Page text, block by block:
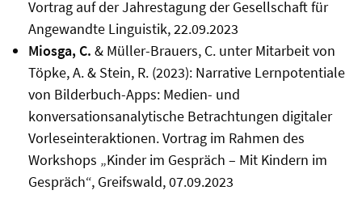
Vortrag auf der Jahrestagung der Gesellschaft für
Angewandte Linguistik, 22.09.2023
Miosga, C. & Müller-Brauers, C. unter Mitarbeit von
Töpke, A. & Stein, R. (2023): Narrative Lernpotentiale
von Bilderbuch-Apps: Medien- und
konversationsanalytische Betrachtungen digitaler
Vorleseinteraktionen. Vortrag im Rahmen des
Workshops „Kinder im Gespräch – Mit Kindern im
Gespräch“, Greifswald, 07.09.2023